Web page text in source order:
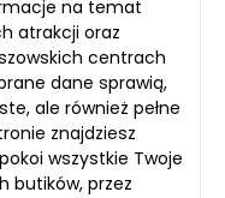
na temat
atrakcji oraz
centrach
dane sprawią,
ale również pełne
znajdziesz
wszystkie Twoje
butików, przez